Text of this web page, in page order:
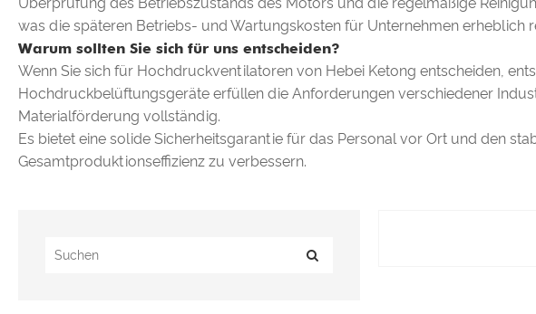
Überprüfung des Betriebszustands des Motors und die regelmäßige
was die späteren Betriebs- und Wartungskosten für Unternehmen erheblich
Warum sollten Sie sich für uns entscheiden?
Wenn Sie sich für Hochdruckventilatoren von Hebei Ketong entscheiden,
Hochdruckbelüftungsgeräte erfüllen die Anforderungen verschiedener
Materialförderung vollständig.
Es bietet eine solide Sicherheitsgarantie für das Personal vor Ort und den
Gesamtproduktionseffizienz zu verbessern.